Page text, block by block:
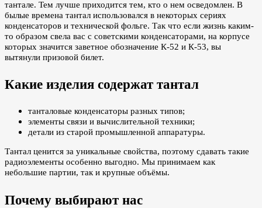
тантале. Тем лучше приходится тем, кто о нем осведомлен. В
былые времена тантал использовался в некоторых сериях
конденсаторов и технической фольге. Так что если жизнь каким-
то образом свела вас с советскими конденсаторами, на корпусе
которых значится заветное обозначение К-52 и К-53, вы
вытянули призовой билет.
Какие изделия содержат тантал
танталовые конденсаторы разных типов;
элементы связи и вычислительной техники;
детали из старой промышленной аппаратуры.
Тантал ценится за уникальные свойства, поэтому сдавать такие
радиоэлементы особенно выгодно. Мы принимаем как
небольшие партии, так и крупные объёмы.
Почему выбирают нас